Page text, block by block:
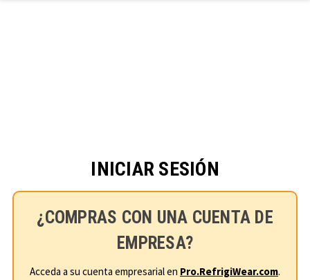
INICIAR SESIÓN
¿COMPRAS CON UNA CUENTA DE
EMPRESA?
Acceda a su cuenta empresarial en Pro.RefrigiWear.com.